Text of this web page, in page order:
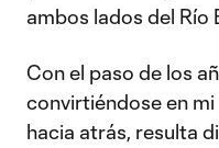
ambos lados del Río
Con el paso de los
convirtiéndose en
hacia atrás, resulta